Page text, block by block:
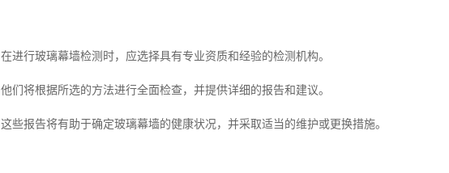
在进行玻璃幕墙检测时，应选择具有专业资质和经验的检测机构。
他们将根据所选的方法进行全面检查，并提供详细的报告和建议。
这些报告将有助于确定玻璃幕墙的健康状况，并采取适当的维护或更换措施。